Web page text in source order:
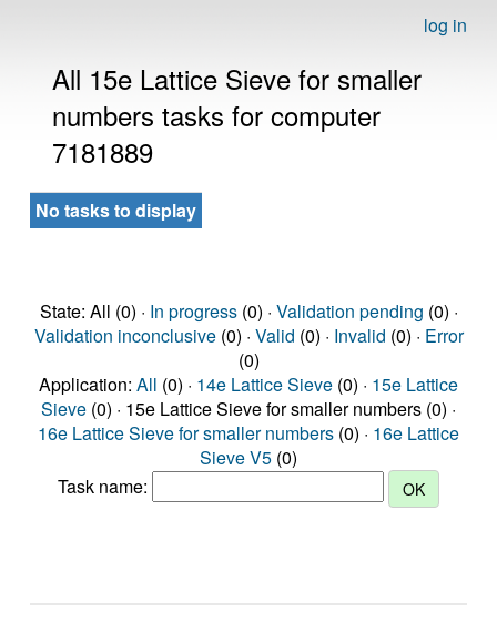
log in
All 15e Lattice Sieve for smaller
numbers tasks for computer
7181889
No tasks to display
State: All (0) · In progress(0) · Validation pending (0) ·
Validation inconclusive(0) · Valid (0) · Invalid (0) · Error
(0)
Application: All (0) · 14e Lattice Sieve (0) · 15e Lattice
Sieve (0) · 15e Lattice Sieve for smaller numbers (0) ·
16e Lattice Sieve for smaller numbers (0) · 16e Lattice
Sieve V5 (0)
Task name: